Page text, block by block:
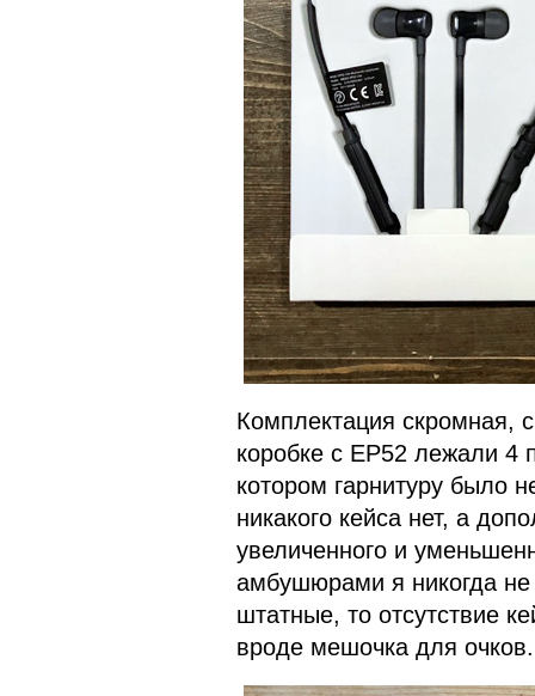
Комплектация скромная,
коробке с EP52 лежали
котором гарнитуру было
никакого кейса нет, а
увеличенного и
амбушюрами я никогда не
штатные, то отсутствие
вроде мешочка для очков.